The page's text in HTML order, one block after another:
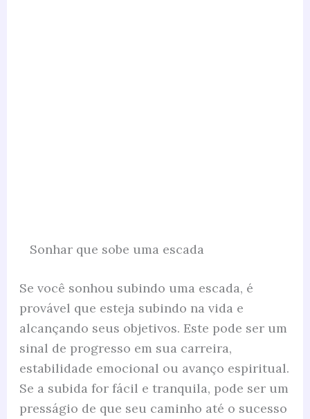
Sonhar que sobe uma escada
Se você sonhou subindo uma escada, é
provável que esteja subindo na vida e
alcançando seus objetivos. Este pode ser um
sinal de progresso em sua carreira,
estabilidade emocional ou avanço espiritual.
Se a subida for fácil e tranquila, pode ser um
presságio de que seu caminho até o sucesso